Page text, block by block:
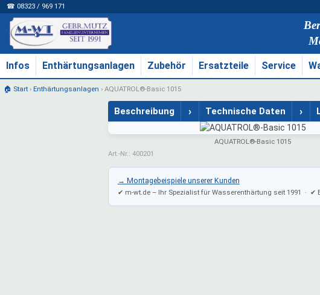
☎ 08323 / 969 171
Infos Enthärtungsanlagen Zubehör Ersatzteile Service
🏠 Start› Enthärtungsanlagen › AQUATROL®-Basic 1015
Beschreibung › Technische Daten ›
AQUATROL®-Basic 1015
Art.-Nr.: 400201
→ Montagebeispiele unserer Kunden
✔ m-wt.de – Ihr Spezialist für Wasserenthärtung seit 1991 · ✔